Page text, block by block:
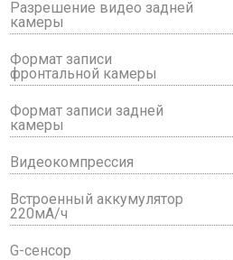
Разрешение видео задней
камеры
Формат записи
фронтальной камеры
Формат записи задней
камеры
Видеокомпрессия
Встроенный аккумулятор
220мА/ч
G-сенсор